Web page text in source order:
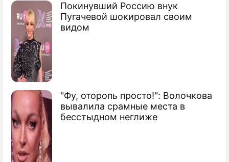
Покинувший Россию внук
Пугачевой шокировал своим
видом
"Фу, оторопь просто!": Волочкова
вывалила срамные места в
бесстыдном неглиже